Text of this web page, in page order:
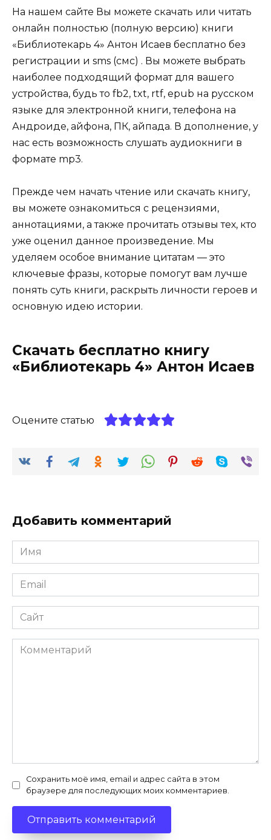
На нашем сайте Вы можете скачать или читать
онлайн полностью (полную версию) книги
«Библиотекарь 4» Антон Исаев бесплатно без
регистрации и sms (смс) . Вы можете выбрать
наиболее подходящий формат для вашего
устройства, будь то fb2, txt, rtf, epub на русском
языке для электронной книги, телефона на
Андроиде, айфона, ПК, айпада. В дополнение, у
нас есть возможность слушать аудиокниги в
формате mp3.
Прежде чем начать чтение или скачать книгу,
вы можете ознакомиться с рецензиями,
аннотациями, а также прочитать отзывы тех, кто
уже оценил данное произведение. Мы
уделяем особое внимание цитатам — это
ключевые фразы, которые помогут вам лучше
понять суть книги, раскрыть личности героев и
основную идею истории.
Скачать бесплатно книгу
«Библиотекарь 4» Антон Исаев
Оцените статью
Добавить комментарий
Имя
*
Email
*
Сайт
Комментарий
Сохранить моё имя, email и адрес сайта в этом
браузере для последующих моих комментариев.